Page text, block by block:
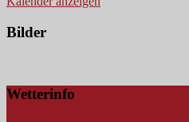
Bilder
Wetterinfo